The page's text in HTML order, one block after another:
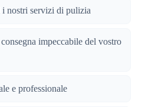
i nostri servizi di pulizia
impeccabile del vostro
e professionale